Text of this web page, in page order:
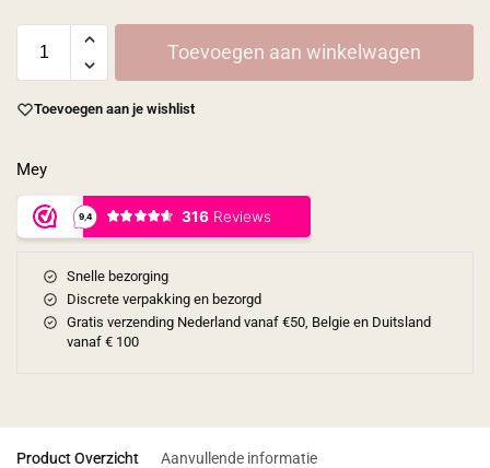
Toevoegen aan winkelwagen
Toevoegen aan je wishlist
Mey
Snelle bezorging
Discrete verpakking en bezorgd
Gratis verzending Nederland vanaf €50, Belgie en Duitsland
vanaf € 100
Product Overzicht Aanvullende informatie